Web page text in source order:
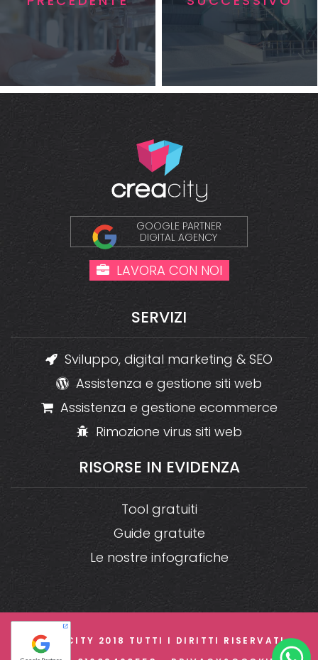
SERVIZI
Sviluppo, digital marketing & SEO
Assistenza e gestione siti web
Assistenza e gestione ecommerce
Rimozione virus siti web
GOOGLE PARTNER
DIGITAL AGENCY
LAVORA CON NOI
RISORSE IN EVIDENZA
Tool gratuiti
Guide gratuite
Le nostre infografiche
© CREACITY 2018 TUTTI I DIRITTI RISERVATI -